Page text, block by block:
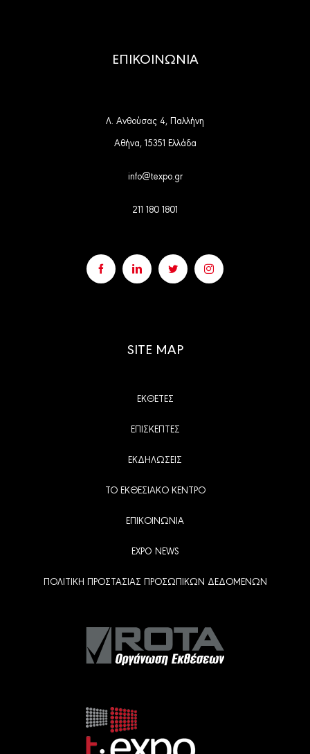
ΕΠΙΚΟΙΝΩΝΙΑ
Λ. Ανθούσας 4, Παλλήνη
Αθήνα, 15351 Ελλάδα
info@texpo.gr
211 180 1801
SITE MAP
ΕΚΘΕΤΕΣ
ΕΠΙΣΚΕΠΤΕΣ
ΕΚΔΗΛΩΣΕΙΣ
ΤΟ ΕΚΘΕΣΙΑΚΟ ΚΕΝΤΡΟ
ΕΠΙΚΟΙΝΩΝΙΑ
EXPO NEWS
ΠΟΛΙΤΙΚΗ ΠΡΟΣΤΑΣΙΑΣ ΠΡΟΣΩΠΙΚΩΝ ΔΕΔΟΜΕΝΩΝ